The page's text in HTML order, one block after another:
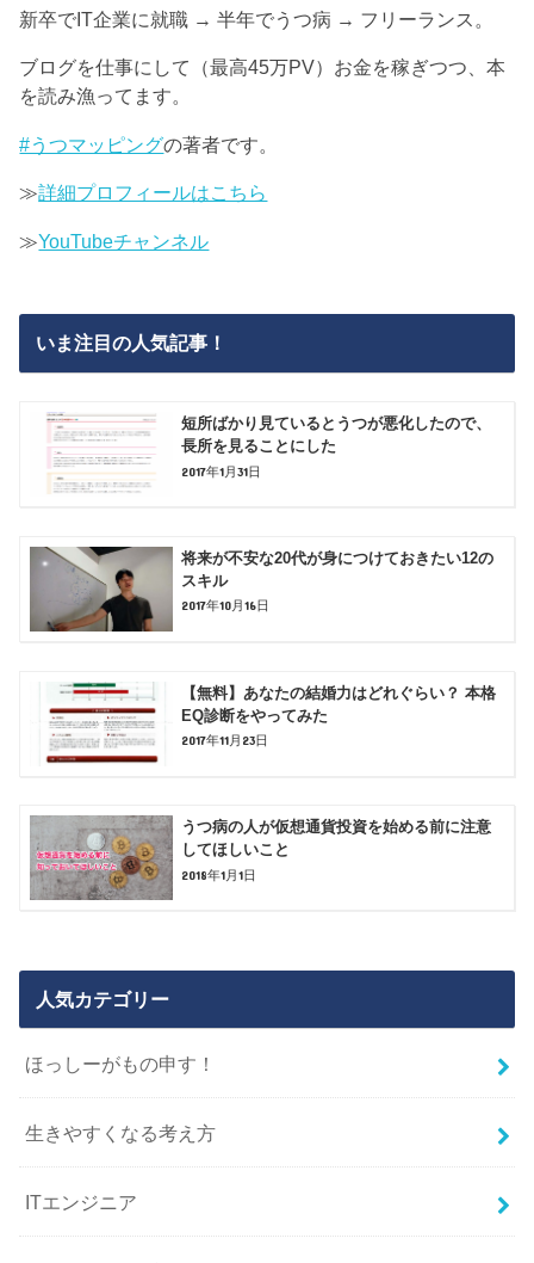
新卒でIT企業に就職 → 半年でうつ病 → フリーランス。
ブログを仕事にして（最高45万PV）お金を稼ぎつつ、本
を読み漁ってます。
#うつマッピングの著者です。
≫詳細プロフィールはこちら
≫YouTubeチャンネル
いま注目の人気記事！
短所ばかり見ているとうつが悪化したので、
長所を見ることにした
2017年1月31日
将来が不安な20代が身につけておきたい12の
スキル
2017年10月16日
【無料】あなたの結婚力はどれぐらい？ 本格
EQ診断をやってみた
2017年11月23日
うつ病の人が仮想通貨投資を始める前に注意
してほしいこと
2018年1月1日
人気カテゴリー
ほっしーがもの申す！
生きやすくなる考え方
ITエンジニア